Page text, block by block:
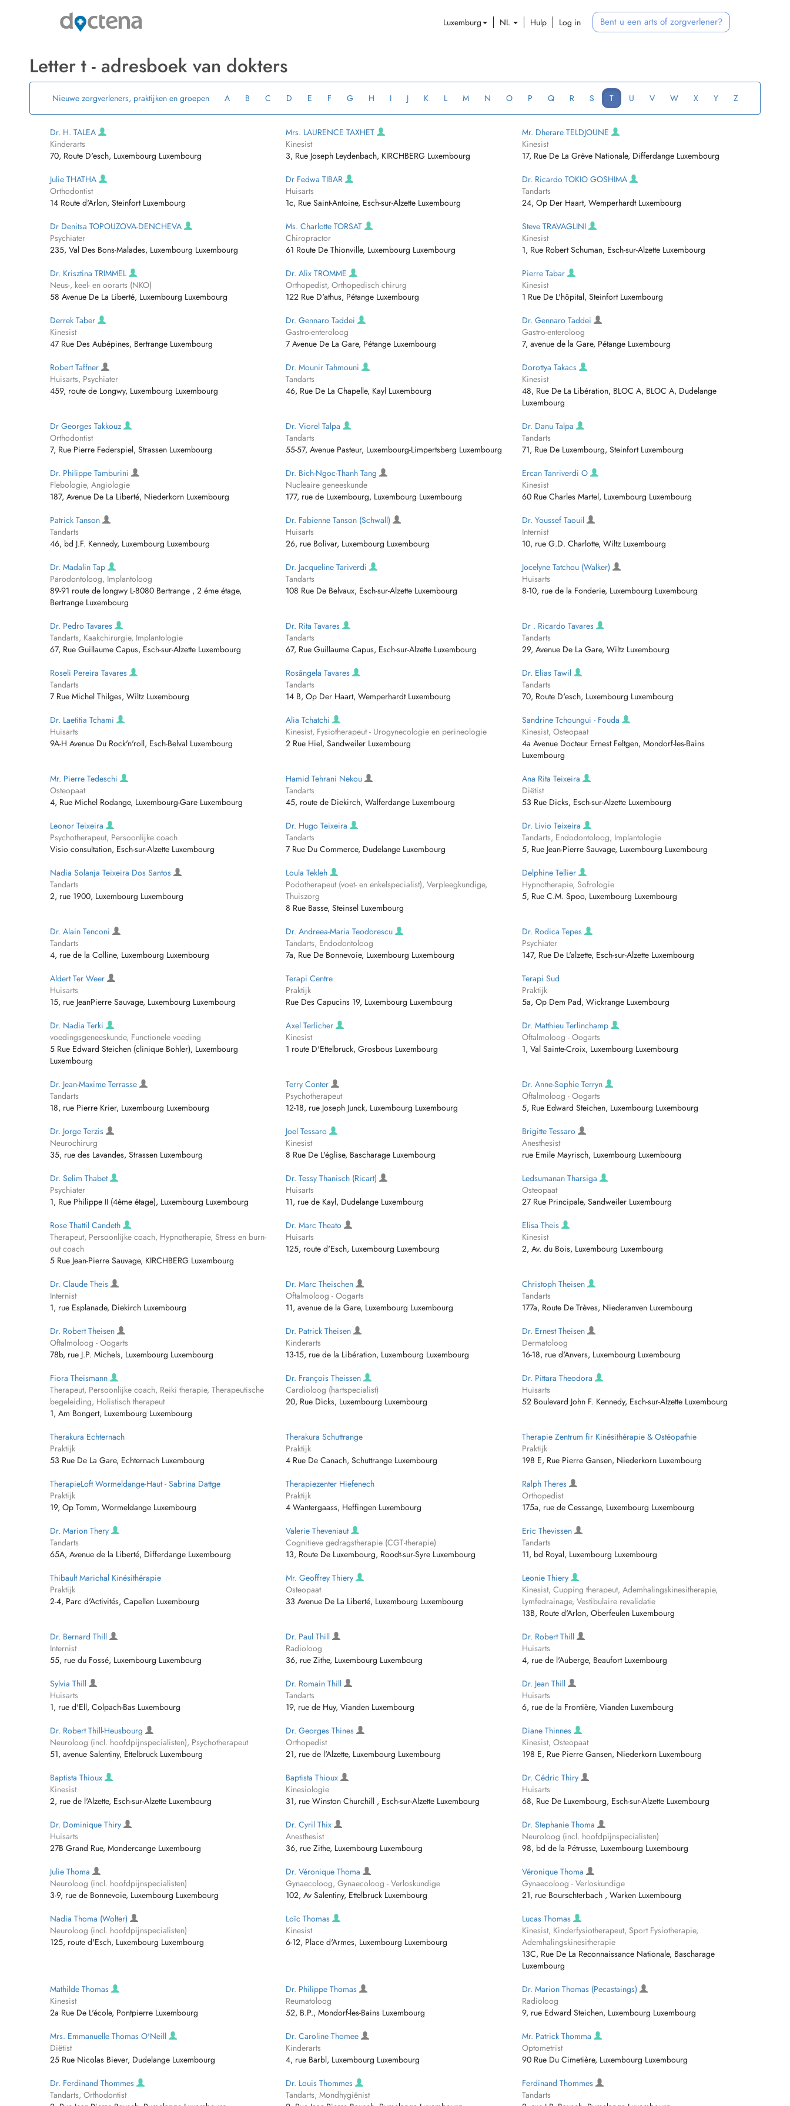
Luxemburg NL Hulp Log in Bent u een arts of zorgverlener?
Letter t - adresboek van dokters
Nieuwe zorgverleners, praktijken en groepen A B C D E F G H I J K L M N O P Q R S T U V W X Y Z
Dr. H. TALEA
Kinderarts
70, Route D'esch, Luxembourg Luxembourg
Mrs. LAURENCE TAXHET
Kinesist
3, Rue Joseph Leydenbach, KIRCHBERG Luxembourg
Mr. Dherare TELDJOUNE
Kinesist
17, Rue De La Grève Nationale, Differdange Luxembourg
Julie THATHA
Orthodontist
14 Route d'Arlon, Steinfort Luxembourg
Dr Fedwa TIBAR
Huisarts
1c, Rue Saint-Antoine, Esch-sur-Alzette Luxembourg
Dr. Ricardo TOKIO GOSHIMA
Tandarts
24, Op Der Haart, Wemperhardt Luxembourg
Dr Denitsa TOPOUZOVA-DENCHEVA
Psychiater
235, Val Des Bons-Malades, Luxembourg Luxembourg
Ms. Charlotte TORSAT
Chiropractor
61 Route De Thionville, Luxembourg Luxembourg
Steve TRAVAGLINI
Kinesist
1, Rue Robert Schuman, Esch-sur-Alzette Luxembourg
Dr. Krisztina TRIMMEL
Neus-, keel- en oorarts (NKO)
58 Avenue De La Liberté, Luxembourg Luxembourg
Dr. Alix TROMME
Orthopedist, Orthopedisch chirurg
122 Rue D'athus, Pétange Luxembourg
Pierre Tabar
Kinesist
1 Rue De L'hôpital, Steinfort Luxembourg
Derrek Taber
Kinesist
47 Rue Des Aubépines, Bertrange Luxembourg
Dr. Gennaro Taddei
Gastro-enteroloog
7 Avenue De La Gare, Pétange Luxembourg
Dr. Gennaro Taddei
Gastro-enteroloog
7, avenue de la Gare, Pétange Luxembourg
Robert Taffner
Huisarts, Psychiater
459, route de Longwy, Luxembourg Luxembourg
Dr. Mounir Tahmouni
Tandarts
46, Rue De La Chapelle, Kayl Luxembourg
Dorottya Takacs
Kinesist
48, Rue De La Libération, BLOC A, BLOC A, Dudelange
Luxembourg
Dr Georges Takkouz
Orthodontist
7, Rue Pierre Federspiel, Strassen Luxembourg
Dr. Viorel Talpa
Tandarts
55-57, Avenue Pasteur, Luxembourg-Limpertsberg Luxembourg
Dr. Danu Talpa
Tandarts
71, Rue De Luxembourg, Steinfort Luxembourg
Dr. Philippe Tamburini
Flebologie, Angiologie
187, Avenue De La Liberté, Niederkorn Luxembourg
Dr. Bich-Ngoc-Thanh Tang
Nucleaire geneeskunde
177, rue de Luxembourg, Luxembourg Luxembourg
Ercan Tanriverdi O
Kinesist
60 Rue Charles Martel, Luxembourg Luxembourg
Patrick Tanson
Tandarts
46, bd J.F. Kennedy, Luxembourg Luxembourg
Dr. Fabienne Tanson (Schwall)
Huisarts
26, rue Bolivar, Luxembourg Luxembourg
Dr. Youssef Taouil
Internist
10, rue G.D. Charlotte, Wiltz Luxembourg
Dr. Madalin Tap
Parodontoloog, Implantoloog
89-91 route de longwy L-8080 Bertrange , 2 éme étage,
Bertrange Luxembourg
Dr. Jacqueline Tariverdi
Tandarts
108 Rue De Belvaux, Esch-sur-Alzette Luxembourg
Jocelyne Tatchou (Walker)
Huisarts
8-10, rue de la Fonderie, Luxembourg Luxembourg
Dr. Pedro Tavares
Tandarts, Kaakchirurgie, Implantologie
67, Rue Guillaume Capus, Esch-sur-Alzette Luxembourg
Dr. Rita Tavares
Tandarts
67, Rue Guillaume Capus, Esch-sur-Alzette Luxembourg
Dr . Ricardo Tavares
Tandarts
29, Avenue De La Gare, Wiltz Luxembourg
Roseli Pereira Tavares
Tandarts
7 Rue Michel Thilges, Wiltz Luxembourg
Rosângela Tavares
Tandarts
14 B, Op Der Haart, Wemperhardt Luxembourg
Dr. Elias Tawil
Tandarts
70, Route D'esch, Luxembourg Luxembourg
Dr. Laetitia Tchami
Huisarts
9A-H Avenue Du Rock'n'roll, Esch-Belval Luxembourg
Alia Tchatchi
Kinesist, Fysiotherapeut - Urogynecologie en perineologie
2 Rue Hiel, Sandweiler Luxembourg
Sandrine Tchoungui - Fouda
Kinesist, Osteopaat
4a Avenue Docteur Ernest Feltgen, Mondorf-les-Bains
Luxembourg
Mr. Pierre Tedeschi
Osteopaat
4, Rue Michel Rodange, Luxembourg-Gare Luxembourg
Hamid Tehrani Nekou
Tandarts
45, route de Diekirch, Walferdange Luxembourg
Ana Rita Teixeira
Diëtist
53 Rue Dicks, Esch-sur-Alzette Luxembourg
Leonor Teixeira
Psychotherapeut, Persoonlijke coach
Visio consultation, Esch-sur-Alzette Luxembourg
Dr. Hugo Teixeira
Tandarts
7 Rue Du Commerce, Dudelange Luxembourg
Dr. Livio Teixeira
Tandarts, Endodontoloog, Implantologie
5, Rue Jean-Pierre Sauvage, Luxembourg Luxembourg
Nadia Solanja Teixeira Dos Santos
Tandarts
2, rue 1900, Luxembourg Luxembourg
Loula Tekleh
Podotherapeut (voet- en enkelspecialist), Verpleegkundige,
Thuiszorg
8 Rue Basse, Steinsel Luxembourg
Delphine Tellier
Hypnotherapie, Sofrologie
5, Rue C.M. Spoo, Luxembourg Luxembourg
Dr. Alain Tenconi
Tandarts
4, rue de la Colline, Luxembourg Luxembourg
Dr. Andreea-Maria Teodorescu
Tandarts, Endodontoloog
7a, Rue De Bonnevoie, Luxembourg Luxembourg
Dr. Rodica Tepes
Psychiater
147, Rue De L'alzette, Esch-sur-Alzette Luxembourg
Aldert Ter Weer
Huisarts
15, rue JeanPierre Sauvage, Luxembourg Luxembourg
Terapi Centre
Praktijk
Rue Des Capucins 19, Luxembourg Luxembourg
Terapi Sud
Praktijk
5a, Op Dem Pad, Wickrange Luxembourg
Dr. Nadia Terki
voedingsgeneeskunde, Functionele voeding
5 Rue Edward Steichen (clinique Bohler), Luxembourg
Luxembourg
Axel Terlicher
Kinesist
1 route D'Ettelbruck, Grosbous Luxembourg
Dr. Matthieu Terlinchamp
Oftalmoloog - Oogarts
1, Val Sainte-Croix, Luxembourg Luxembourg
Dr. Jean-Maxime Terrasse
Tandarts
18, rue Pierre Krier, Luxembourg Luxembourg
Terry Conter
Psychotherapeut
12-18, rue Joseph Junck, Luxembourg Luxembourg
Dr. Anne-Sophie Terryn
Oftalmoloog - Oogarts
5, Rue Edward Steichen, Luxembourg Luxembourg
Dr. Jorge Terzis
Neurochirurg
35, rue des Lavandes, Strassen Luxembourg
Joel Tessaro
Kinesist
8 Rue De L'église, Bascharage Luxembourg
Brigitte Tessaro
Anesthesist
rue Emile Mayrisch, Luxembourg Luxembourg
Dr. Selim Thabet
Psychiater
1, Rue Philippe II (4ème étage), Luxembourg Luxembourg
Dr. Tessy Thanisch (Ricart)
Huisarts
11, rue de Kayl, Dudelange Luxembourg
Ledsumanan Tharsiga
Osteopaat
27 Rue Principale, Sandweiler Luxembourg
Rose Thattil Candeth
Therapeut, Persoonlijke coach, Hypnotherapie, Stress en burn-
out coach
5 Rue Jean-Pierre Sauvage, KIRCHBERG Luxembourg
Dr. Marc Theato
Huisarts
125, route d'Esch, Luxembourg Luxembourg
Elisa Theis
Kinesist
2, Av. du Bois, Luxembourg Luxembourg
Dr. Claude Theis
Internist
1, rue Esplanade, Diekirch Luxembourg
Dr. Marc Theischen
Oftalmoloog - Oogarts
11, avenue de la Gare, Luxembourg Luxembourg
Christoph Theisen
Tandarts
177a, Route De Trèves, Niederanven Luxembourg
Dr. Robert Theisen
Oftalmoloog - Oogarts
78b, rue J.P. Michels, Luxembourg Luxembourg
Dr. Patrick Theisen
Kinderarts
13-15, rue de la Libération, Luxembourg Luxembourg
Dr. Ernest Theisen
Dermatoloog
16-18, rue d'Anvers, Luxembourg Luxembourg
Fiora Theismann
Therapeut, Persoonlijke coach, Reiki therapie, Therapeutische
begeleiding, Holistisch therapeut
1, Am Bongert, Luxembourg Luxembourg
Dr. François Theissen
Cardioloog (hartspecialist)
20, Rue Dicks, Luxembourg Luxembourg
Dr. Pittara Theodora
Huisarts
52 Boulevard John F. Kennedy, Esch-sur-Alzette Luxembourg
Therakura Echternach
Praktijk
53 Rue De La Gare, Echternach Luxembourg
Therakura Schuttrange
Praktijk
4 Rue De Canach, Schuttrange Luxembourg
Therapie Zentrum fir Kinésithérapie & Ostéopathie
Praktijk
198 E, Rue Pierre Gansen, Niederkorn Luxembourg
TherapieLoft Wormeldange-Haut - Sabrina Dattge
Praktijk
19, Op Tomm, Wormeldange Luxembourg
Therapiezenter Hiefenech
Praktijk
4 Wantergaass, Heffingen Luxembourg
Ralph Theres
Orthopedist
175a, rue de Cessange, Luxembourg Luxembourg
Dr. Marion Thery
Tandarts
65A, Avenue de la Liberté, Differdange Luxembourg
Valerie Theveniaut
Cognitieve gedragstherapie (CGT-therapie)
13, Route De Luxembourg, Roodt-sur-Syre Luxembourg
Eric Thevissen
Tandarts
11, bd Royal, Luxembourg Luxembourg
Thibault Marichal Kinésithérapie
Praktijk
2-4, Parc d'Activités, Capellen Luxembourg
Mr. Geoffrey Thiery
Osteopaat
33 Avenue De La Liberté, Luxembourg Luxembourg
Leonie Thiery
Kinesist, Cupping therapeut, Ademhalingskinesitherapie,
Lymfedrainage, Vestibulaire revalidatie
13B, Route d'Arlon, Oberfeulen Luxembourg
Dr. Bernard Thill
Internist
55, rue du Fossé, Luxembourg Luxembourg
Dr. Paul Thill
Radioloog
36, rue Zithe, Luxembourg Luxembourg
Dr. Robert Thill
Huisarts
4, rue de l'Auberge, Beaufort Luxembourg
Sylvia Thill
Huisarts
1, rue d'Ell, Colpach-Bas Luxembourg
Dr. Romain Thill
Tandarts
19, rue de Huy, Vianden Luxembourg
Dr. Jean Thill
Huisarts
6, rue de la Frontière, Vianden Luxembourg
Dr. Robert Thill-Heusbourg
Neuroloog (incl. hoofdpijnspecialisten), Psychotherapeut
51, avenue Salentiny, Ettelbruck Luxembourg
Dr. Georges Thines
Orthopedist
21, rue de l'Alzette, Luxembourg Luxembourg
Diane Thinnes
Kinesist, Osteopaat
198 E, Rue Pierre Gansen, Niederkorn Luxembourg
Baptista Thioux
Kinesist
2, rue de l'Alzette, Esch-sur-Alzette Luxembourg
Baptista Thioux
Kinesiologie
31, rue Winston Churchill , Esch-sur-Alzette Luxembourg
Dr. Cédric Thiry
Huisarts
68, Rue De Luxembourg, Esch-sur-Alzette Luxembourg
Dr. Dominique Thiry
Huisarts
27B Grand Rue, Mondercange Luxembourg
Dr. Cyril Thix
Anesthesist
36, rue Zithe, Luxembourg Luxembourg
Dr. Stephanie Thoma
Neuroloog (incl. hoofdpijnspecialisten)
98, bd de la Pétrusse, Luxembourg Luxembourg
Julie Thoma
Neuroloog (incl. hoofdpijnspecialisten)
3-9, rue de Bonnevoie, Luxembourg Luxembourg
Dr. Véronique Thoma
Gynaecoloog, Gynaecoloog - Verloskundige
102, Av Salentiny, Ettelbruck Luxembourg
Véronique Thoma
Gynaecoloog - Verloskundige
21, rue Bourschterbach , Warken Luxembourg
Nadia Thoma (Wolter)
Neuroloog (incl. hoofdpijnspecialisten)
125, route d'Esch, Luxembourg Luxembourg
Loïc Thomas
Kinesist
6-12, Place d'Armes, Luxembourg Luxembourg
Lucas Thomas
Kinesist, Kinderfysiotherapeut, Sport Fysiotherapie,
Ademhalingskinesitherapie
13C, Rue De La Reconnaissance Nationale, Bascharage
Luxembourg
Mathilde Thomas
Kinesist
2a Rue De L'école, Pontpierre Luxembourg
Dr. Philippe Thomas
Reumatoloog
52, B.P., Mondorf-les-Bains Luxembourg
Dr. Marion Thomas (Pecastaings)
Radioloog
9, rue Edward Steichen, Luxembourg Luxembourg
Mrs. Emmanuelle Thomas O'Neill
Diëtist
25 Rue Nicolas Biever, Dudelange Luxembourg
Dr. Caroline Thomee
Kinderarts
4, rue Barbl, Luxembourg Luxembourg
Mr. Patrick Thomma
Optometrist
90 Rue Du Cimetière, Luxembourg Luxembourg
Dr. Ferdinand Thommes
Tandarts, Orthodontist
Dr. Louis Thommes
Tandarts, Mondhygiënist
Ferdinand Thommes
Tandarts